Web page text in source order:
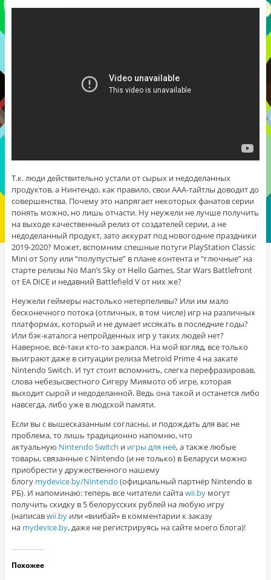
Т.к. люди действительно устали от сырых и недоделанных
продуктов, а Нинтендо, как правило, свои AAA-тайтлы доводит до
совершенства. Почему это напрягает некоторых фанатов серии
понять можно, но лишь отчасти. Ну неужели не лучше получить
на выходе качественный релиз от создателей серии, а не
недоделанный продукт, зато аккурат под новогодние праздники
2019-2020? Может, вспомним спешные потуги PlayStation Classic
Mini от Sony или “полупустые” в плане контента и “глючные” на
старте релизы No Man’s Sky от Hello Games, Star Wars Battlefront
от EA DICE и недавний Battlefield V от них же?
Неужели геймеры настолько нетерпеливы? Или им мало
бесконечного потока (отличных, в том числе) игр на различных
платформах, который и не думает иссякать в последние годы?
Или бэк-каталога непройденных игр у таких людей нет?
Наверное, всё-таки кто-то зажрался. На мой взгляд, все только
выиграют даже в ситуации релиза Metroid Prime 4 на закате
Nintendo Switch. И тут стоит вспомнить, слегка перефразировав,
слова небезысвестного Сигеру Миямото об игре, которая
выходит сырой и недоделанной. Ведь она такой и останется либо
навсегда, либо уже в людской памяти.
Если вы с вышесказанным согласны, и подождать для вас не
проблема, то лишь традиционно напомню, что
актуальную Nintendo Switch и игры для неё, а также любые
товары, связанные с Nintendo (и не только) в Беларуси можно
приобрести у дружественного нашему
блогу mydevice.by/Nintendo (официальный партнёр Nintendo в
РБ). И напоминаю: теперь все читатели сайтаwii.byмогут
получить скидку в 5 белорусских рублей на любую игру
(написавwii.byили «виибай» в комментарии к заказу
на mydevice.by, даже не регистрируясь на сайте моего блога)!
Похожее